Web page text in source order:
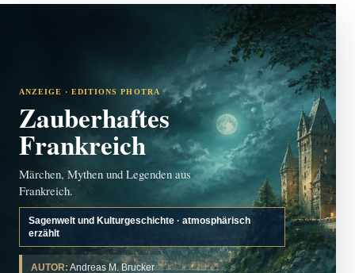
ANZEIGE · EDITIONS PHOTRA
Zauberhaftes
Frankreich
Märchen, Mythen und Legenden aus
Frankreich.
Sagenwelt und Kulturgeschichte · atmosphärisch
erzählt
AUTOR: Andreas M. Brucker